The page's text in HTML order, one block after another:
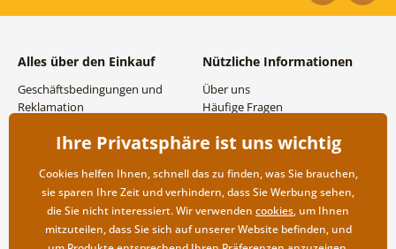
Alles über den Einkauf
Geschäftsbedingungen und
Reklamation
Versand- und
Rücksendung der Ware
Nützliche Informationen
Über uns
Häufige Fragen
Großhandel und
Ihre Privatsphäre ist uns wichtig
Cookies helfen Ihnen, schnell das zu finden, was Sie brauchen,
sie sparen Ihre Zeit und verhindern, dass Sie Werbung sehen,
die Sie nicht interessiert. Wir verwenden cookies, um Ihnen
mitzuteilen, dass Sie sich auf unserer Website befinden, und